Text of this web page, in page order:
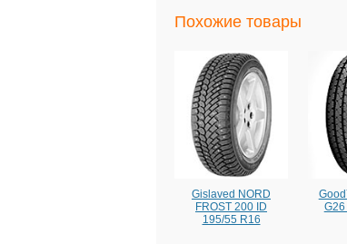
Похожие товары
Gislaved NORD
FROST 200 ID
195/55 R16